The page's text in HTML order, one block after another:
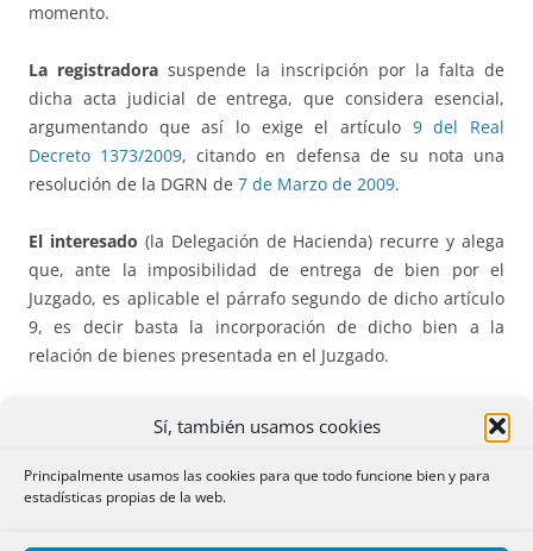
Sí, también usamos cookies
Principalmente usamos las cookies para que todo funcione bien y para
estadísticas propias de la web.
momento.
La registradora suspende la inscripción por la falta de
dicha acta judicial de entrega, que considera esencial,
argumentando que así lo exige el artículo 9 del Real
Decreto 1373/2009, citando en defensa de su nota una
resolución de la DGRN de 7 de Marzo de 2009.
El interesado (la Delegación de Hacienda) recurre y alega
que, ante la imposibilidad de entrega de bien por el
Juzgado, es aplicable el párrafo segundo de dicho artículo
9, es decir basta la incorporación de dicho bien a la
relación de bienes presentada en el Juzgado.
desestima el recurso, señalando que la
adquisición de herencia por el Estado precisa de la
declaración judicial de herederos, y del acta judicial de
entrega de la posesión de los bienes de la herencia, que